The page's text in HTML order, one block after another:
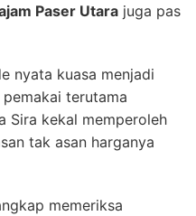
Paser Utara juga pas
nyata kuasa menjadi
terutama
Sira kekal memperoleh
tak asan harganya
memeriksa